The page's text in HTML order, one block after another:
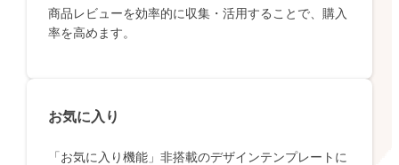
商品レビューを効率的に収集・活用することで、購入
率を高めます。
お気に入り
「お気に入り機能」非搭載のデザインテンプレートに